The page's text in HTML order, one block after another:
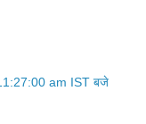
am IST बजे